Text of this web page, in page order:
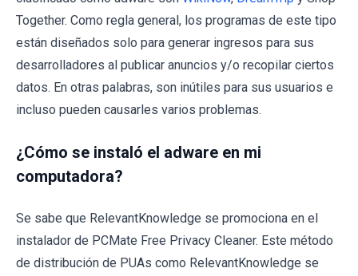
Together. Como regla general, los programas de este tipo
están diseñados solo para generar ingresos para sus
desarrolladores al publicar anuncios y/o recopilar ciertos
datos. En otras palabras, son inútiles para sus usuarios e
incluso pueden causarles varios problemas.
¿Cómo se instaló el adware en mi
computadora?
Se sabe que RelevantKnowledge se promociona en el
instalador de PCMate Free Privacy Cleaner. Este método
de distribución de PUAs como RelevantKnowledge se